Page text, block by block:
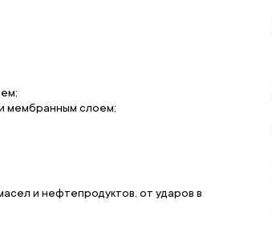
мембранным слоем;
и нефтепродуктов, от ударов в